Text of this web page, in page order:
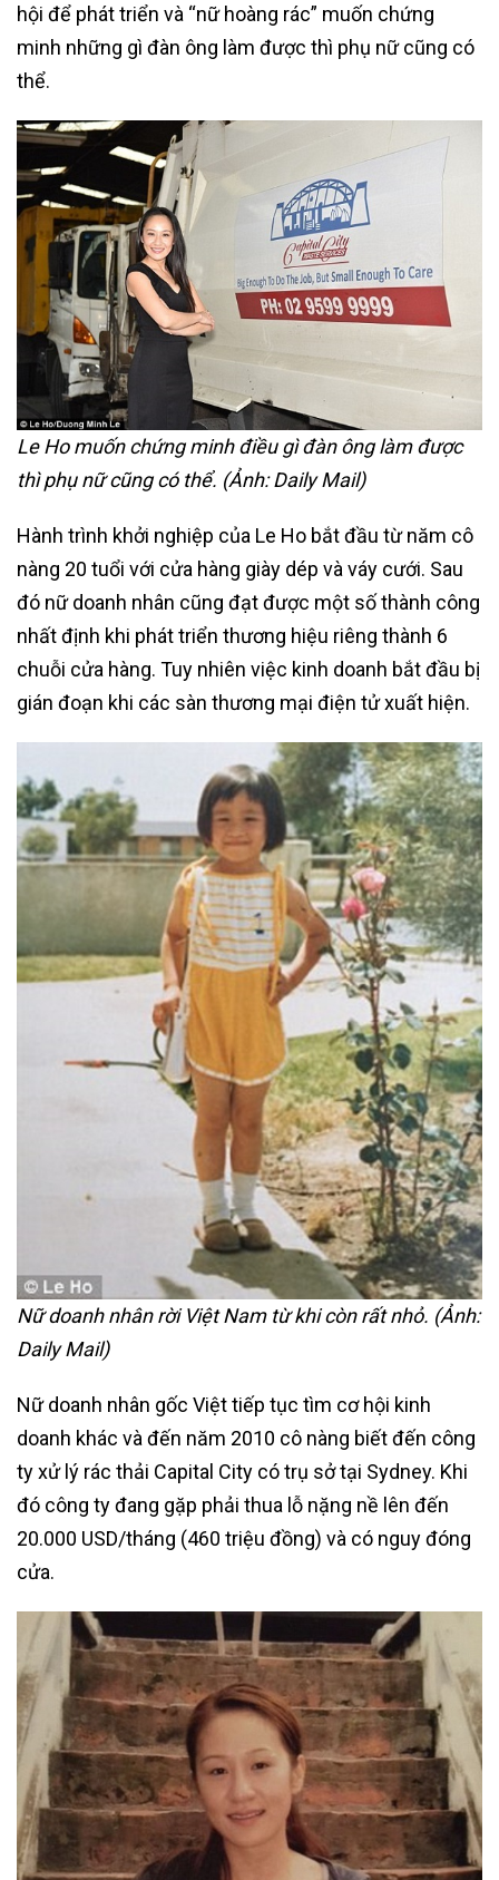
hội để phát triển và “nữ hoàng rác” muốn chứng
minh những gì đàn ông làm được thì phụ nữ cũng có
thể.
Le Ho muốn chứng minh điều gì đàn ông làm được
thì phụ nữ cũng có thể. (Ảnh: Daily Mail)
Hành trình khởi nghiệp của Le Ho bắt đầu từ năm cô
nàng 20 tuổi với cửa hàng giày dép và váy cưới. Sau
đó nữ doanh nhân cũng đạt được một số thành công
nhất định khi phát triển thương hiệu riêng thành 6
chuỗi cửa hàng. Tuy nhiên việc kinh doanh bắt đầu bị
gián đoạn khi các sàn thương mại điện tử xuất hiện.
Nữ doanh nhân rời Việt Nam từ khi còn rất nhỏ. (Ảnh:
Daily Mail)
Nữ doanh nhân gốc Việt tiếp tục tìm cơ hội kinh
doanh khác và đến năm 2010 cô nàng biết đến công
ty xử lý rác thải Capital City có trụ sở tại Sydney. Khi
đó công ty đang gặp phải thua lỗ nặng nề lên đến
20.000 USD/tháng (460 triệu đồng) và có nguy đóng
cửa.